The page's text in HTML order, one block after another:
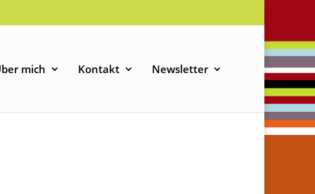
mich Kontakt Newsletter